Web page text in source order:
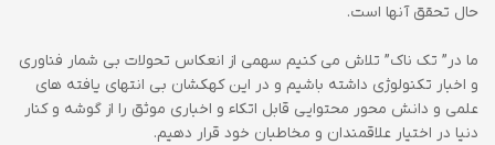
حال تحقق آنها است.
ما در” تک ناک” تلاش می کنیم سهمی از انعکاس تحولات بی شمار فناوری
و اخبار تکنولوژی داشته باشیم و در این کهکشان بی انتهای یافته های
علمی و دانش محور محتوایی قابل اتکاء و اخباری موثق را از گوشه و کنار
دنیا در اختیار علاقمندان و مخاطبان خود قرار دهیم.